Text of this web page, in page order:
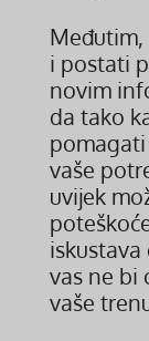
Međutim,
i postati
novim
da tako
vaše
uvijek
vas ne bi
vaše